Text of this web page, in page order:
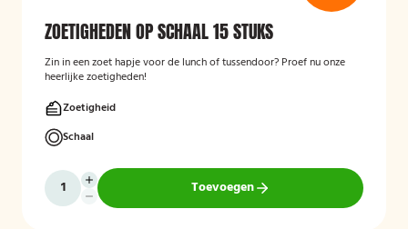
ZOETIGHEDEN OP SCHAAL 15 STUKS
Zin in een zoet hapje voor de lunch of tussendoor? Proef nu onze
heerlijke zoetigheden!
Zoetigheid
Schaal
Toevoegen